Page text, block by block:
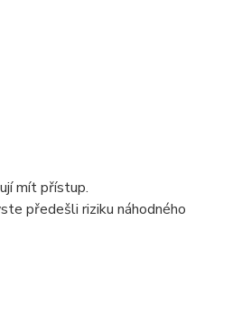
mít přístup.
předešli riziku náhodného